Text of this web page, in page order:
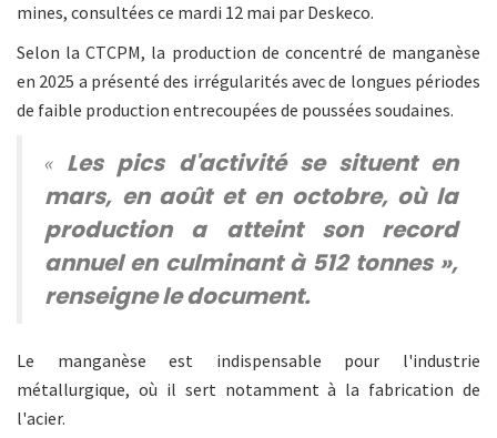
mines, consultées ce mardi 12 mai par Deskeco.
Selon la CTCPM, la production de concentré de manganèse
en 2025 a présenté des irrégularités avec de longues périodes
de faible production entrecoupées de poussées soudaines.
« Les pics d'activité se situent en
mars, en août et en octobre, où la
production a atteint son record
annuel en culminant à 512 tonnes »,
renseigne le document.
Le manganèse est indispensable pour l'industrie
métallurgique, où il sert notamment à la fabrication de
l'acier.